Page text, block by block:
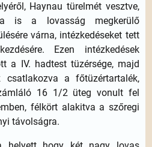
Haynau türelmét vesztve,
is a lovasság megkerülő
várna, intézkedéseket tett
Ezen intézkedések
a IV. hadtest tüzérsége, majd
csatlakozva a főtüzértartalék,
16 1/2 üteg vonult fel
félkört alakitva a szőregi
távolságra.